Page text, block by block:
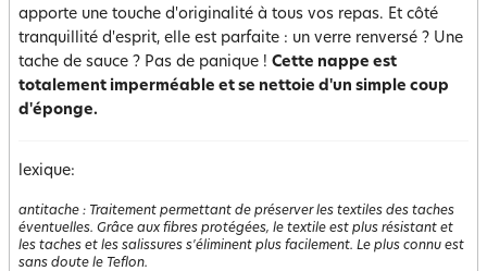
apporte une touche d'originalité à tous vos repas. Et côté
tranquillité d'esprit, elle est parfaite : un verre renversé ? Une
tache de sauce ? Pas de panique ! Cette nappe est
totalement imperméable et se nettoie d'un simple coup
d'éponge.
lexique:
antitache : Traitement permettant de préserver les textiles des taches
éventuelles. Grâce aux fibres protégées, le textile est plus résistant et
les taches et les salissures s'éliminent plus facilement. Le plus connu est
sans doute le Teflon.